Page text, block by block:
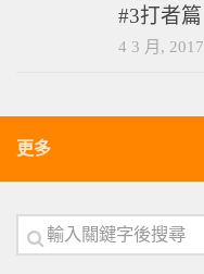
#3打者篇
4 3 月, 2017
更多